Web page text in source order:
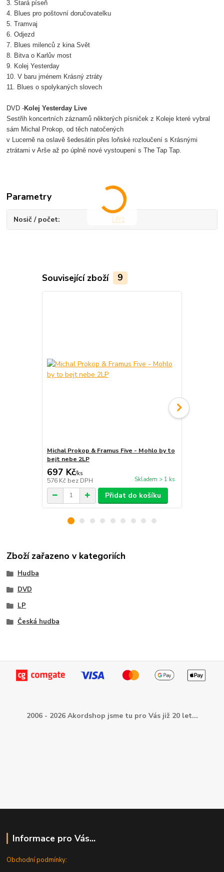
3. Stará píseň
4. Blues pro poštovní doručovatelku
5. Tramvaj
6. Odjezd
7. Blues milenců z kina Svět
8. Bitva o Karlův most
9. Kolej Yesterday
10. V baru jménem Krásný ztráty
11. Blues o spolykaných slovech
DVD -Kolej Yesterday Live
Sestřih koncertních záznamů některých písniček z Koleje které vybral
sám Michal Prokop, od těch natočených
v Lucerně na oslavě šedesátin přes loňské rozloučení s Krásnými
ztrátami v Arše až po úplně nové vystoupení s The Tap Tap.
Parametry
Nosič / počet LP/1
Související zboží 9
Michal Prokop & Framus Five - Mohlo by to
bejt nebe 2LP
697 Kč/ks
576 Kč bez DPH Skladem > 1 ks
Přidat do košíku
Zboží zařazeno v kategoriích
Hudba
DVD
LP
Česká hudba
2006 - 2026 Akordshop jsme tu pro Vás již 20 let...
Informace pro Vás...
Obchodní podmínky: